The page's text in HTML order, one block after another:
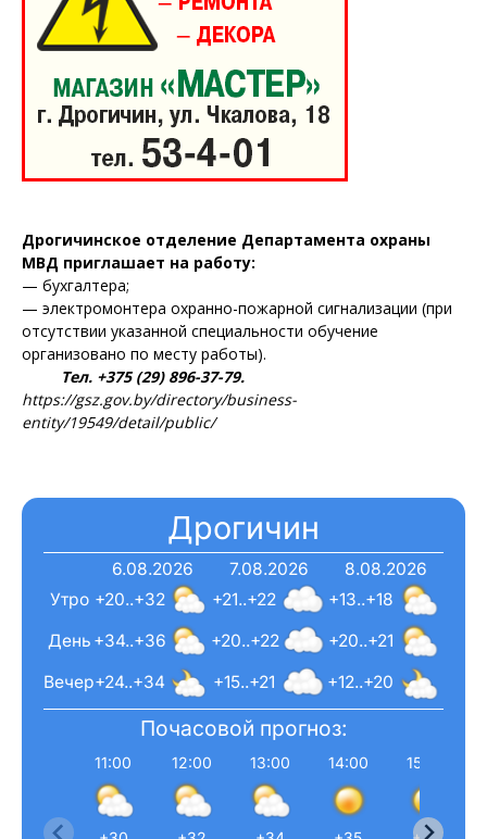
Дрогичинское отделение Департамента охраны
МВД приглашает на работу:
— бухгалтера;
— электромонтера охранно-пожарной сигнализации (при
отсутствии указанной специальности обучение
организовано по месту работы).
Тел. +375 (29) 896-37-79.
https://gsz.gov.by/directory/business-
entity/19549/detail/public/
Дрогичин
6.08.2026
+20..+32
+34..+36
+24..+34
7.08.2026
+21..+22
+20..+22
+15..+21
8.08.2026
+13..+18
+20..+21
+12..+20
Вечер
День
Утро
Почасовой прогноз:
11:00 12:00 13:00 14:00 15:00